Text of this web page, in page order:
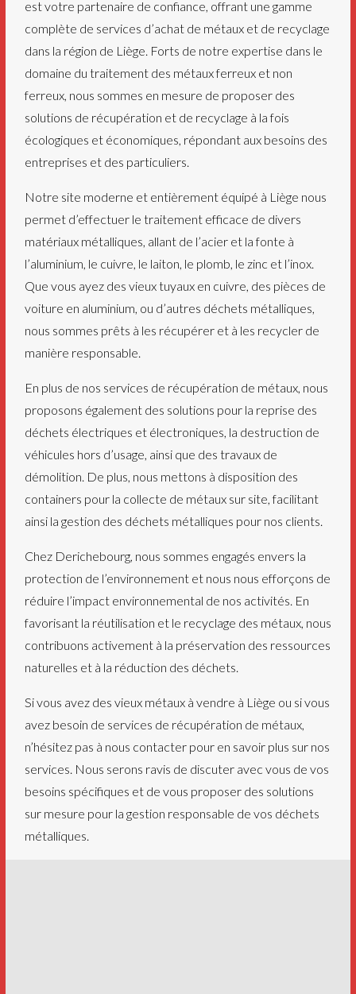
est votre partenaire de confiance, offrant une gamme
complète de services d’achat de métaux et de recyclage
dans la région de Liège. Forts de notre expertise dans le
domaine du traitement des métaux ferreux et non
ferreux, nous sommes en mesure de proposer des
solutions de récupération et de recyclage à la fois
écologiques et économiques, répondant aux besoins des
entreprises et des particuliers.
Notre site moderne et entièrement équipé à Liège nous
permet d’effectuer le traitement efficace de divers
matériaux métalliques, allant de l’acier et la fonte à
l’aluminium, le cuivre, le laiton, le plomb, le zinc et l’inox.
Que vous ayez des vieux tuyaux en cuivre, des pièces de
voiture en aluminium, ou d’autres déchets métalliques,
nous sommes prêts à les récupérer et à les recycler de
manière responsable.
En plus de nos services de récupération de métaux, nous
proposons également des solutions pour la reprise des
déchets électriques et électroniques, la destruction de
véhicules hors d’usage, ainsi que des travaux de
démolition. De plus, nous mettons à disposition des
containers pour la collecte de métaux sur site, facilitant
ainsi la gestion des déchets métalliques pour nos clients.
Chez Derichebourg, nous sommes engagés envers la
protection de l’environnement et nous nous efforçons de
réduire l’impact environnemental de nos activités. En
favorisant la réutilisation et le recyclage des métaux, nous
contribuons activement à la préservation des ressources
naturelles et à la réduction des déchets.
Si vous avez des vieux métaux à vendre à Liège ou si vous
avez besoin de services de récupération de métaux,
n’hésitez pas à nous contacter pour en savoir plus sur nos
services. Nous serons ravis de discuter avec vous de vos
besoins spécifiques et de vous proposer des solutions
sur mesure pour la gestion responsable de vos déchets
métalliques.